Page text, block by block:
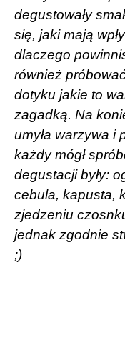
degustowały
się, jaki mają
dlaczego
również
dotyku jakie to
zagadką. Na
umyła warzywa i
każdy mógł
degustacji były:
cebula, kapusta,
zjedzeniu
jednak zgodnie
;)